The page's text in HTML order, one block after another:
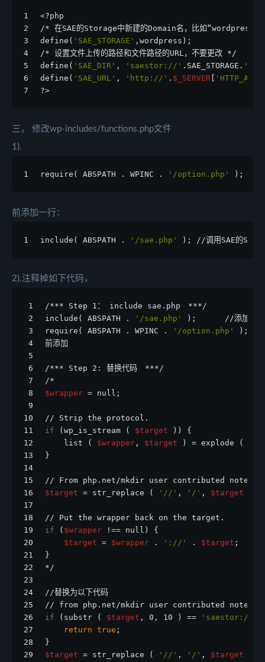
1
2
3
4
5
6
7
<?php
/* 在SAE的Storage中新建的Domain名，比如
define( 'SAE_STORAGE' ,wordpress);
/* 设置文件上传的路径和文件路径的URL，不要更改 */
define( 'SAE_DIR' , 'saestor://' .SAE_STORAGE. '/
define( 'SAE_URL' , 'http://' . $_SERVER
?>
三， 修改wp-includes/functions.php文件
1).
1 require( ABSPATH . WPINC . '/option.php' );
前添加一行：
1 include( ABSPATH . '/sae.php' ); //调用SAE的
2).注释掉如下代码，
1
2
3
4
5
6
7
8
9
10
11
12
13
14
15
16
17
18
19
20
21
22
23
24
25
26
27
28
29
/*** Step 1： include sae.php　***/
include( ABSPATH .
'/sae.php'
);      //添加这一行
require( ABSPATH . WPINC .
'/option.php'
);
前添加
/*** Step 2: 替换代码　***/
/*
$wrapper = null;
// Strip the protocol.
if (wp_is_stream ( $target )) {
    list (
$wrapper , $target ) = explode (
}
// From php.net/mkdir user contributed notes.
$target = str_replace ( '//' , '/' , $target
// Put the wrapper back on the target.
if ( $wrapper !== null) {
$target = $wrapper . '://' . $target ;
}
*/
//替换为以下代码
// from php.net/mkdir user contributed notes
if (substr ( $target , 0, 10 ) == 'saestor://'
return true ;
}
$target = str_replace ( '//' , '/' , $target